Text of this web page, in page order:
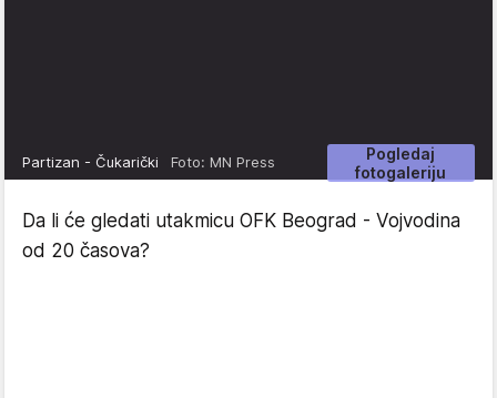
Pogledaj
fotogaleriju
Partizan - Čukarički Foto: MN Press
Da li će gledati utakmicu OFK Beograd - Vojvodina
od 20 časova?